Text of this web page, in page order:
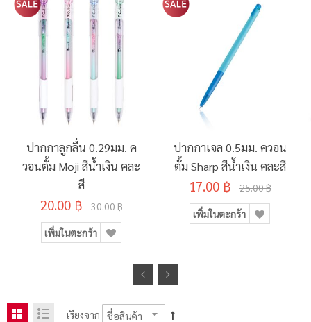
ปากกาลูกลื่น 0.29มม. ค
วอนตั้ม Moji สีน้ำเงิน คละ
สี
20.00 ฿ 30.00 ฿
เพิ่มในตะกร้า
ปากกาเจล 0.5มม. ควอน
ตั้ม Sharp สีน้ำเงิน คละสี
17.00 ฿ 25.00 ฿
เพิ่มในตะกร้า
เรียงจาก